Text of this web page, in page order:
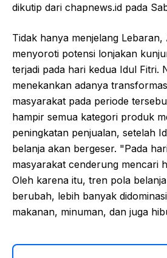
dikutip dari chapnews.id pada
Tidak hanya menjelang
menyoroti potensi lonjakan
terjadi pada hari kedua Idul Fitri.
menekankan adanya
masyarakat pada periode
hampir semua kategori produk
peningkatan penjualan, setelah
belanja akan bergeser. "Pada
masyarakat cenderung mencari
Oleh karena itu, tren pola
berubah, lebih banyak
makanan, minuman, dan juga